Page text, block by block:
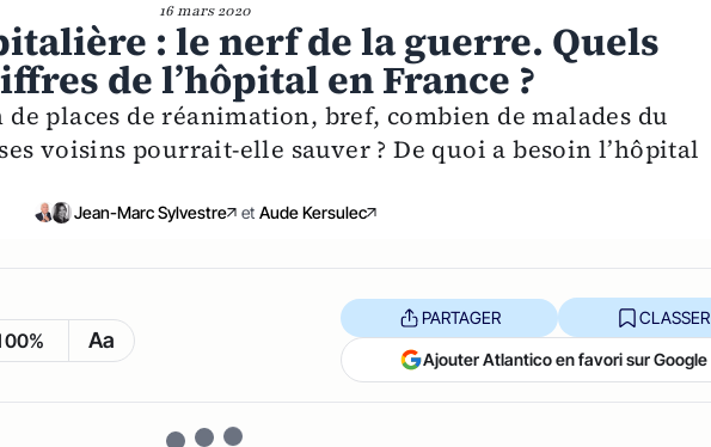
16 mars 2020
: le nerf de la guerre. Quels
de l’hôpital en France ?
places de réanimation, bref, combien de malades du
voisins pourrait-elle sauver ? De quoi a besoin l’hôpital
Jean-Marc Sylvestre et Aude Kersulec
Aa
PARTAGER CLASSER
Ajouter Atlantico en favori sur Google